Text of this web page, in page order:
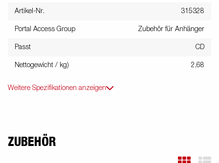
Artikel-Nr. 315328
Portal Access Group Zubehör für Anhänger
Passt CD
Nettogewicht / kg) 2,68
Weitere Spezifikationen anzeigen
ZUBEHÖR